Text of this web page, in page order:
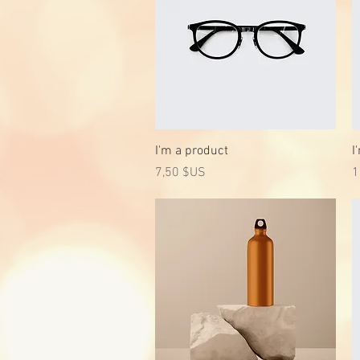
Aperçu rapide
I'm a product
Prix
7,50 $US